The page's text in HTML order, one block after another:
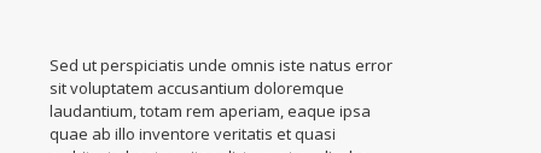
Sed ut perspiciatis unde omnis iste natus error
sit voluptatem accusantium doloremque
laudantium, totam rem aperiam, eaque ipsa
quae ab illo inventore veritatis et quasi